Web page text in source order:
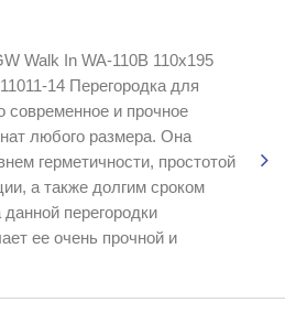
Walk In WA-110B 110x195
14 Перегородка для
современное и прочное
любого размера. Она
герметичности, простотой
а также долгим сроком
перегородки
ее очень прочной и